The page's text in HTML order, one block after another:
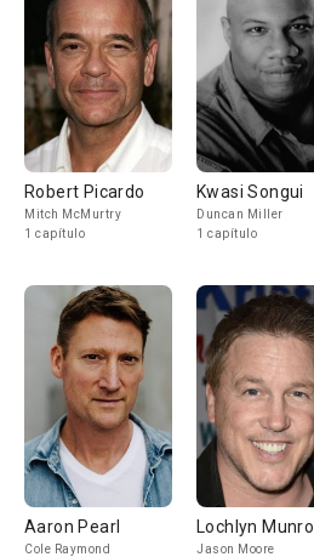
Robert Picardo
Mitch McMurtry
1 capítulo
Kwasi Songui
Duncan Miller
1 capítulo
Aaron Pearl
Cole Raymond
Lochlyn Munro
Jason Moore